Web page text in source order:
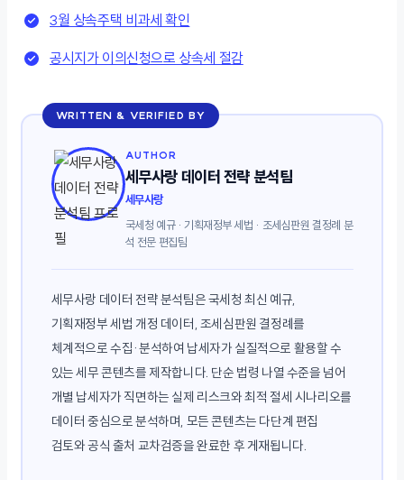
3월 상속주택 비과세 확인
공시지가 이의신청으로 상속세 절감
WRITTEN & VERIFIED BY
AUTHOR
세무사랑 데이터 전략 분석팀
세무사랑
국세청 예규 · 기획재정부 세법 · 조세심판원 결정례 분
석 전문 편집팀
세무사랑 데이터 전략 분석팀은 국세청 최신 예규,
기획재정부 세법 개정 데이터, 조세심판원 결정례를
체계적으로 수집·분석하여 납세자가 실질적으로 활용할 수
있는 세무 콘텐츠를 제작합니다. 단순 법령 나열 수준을 넘어
개별 납세자가 직면하는 실제 리스크와 최적 절세 시나리오를
데이터 중심으로 분석하며, 모든 콘텐츠는 다단계 편집
검토와 공식 출처 교차검증을 완료한 후 게재됩니다.